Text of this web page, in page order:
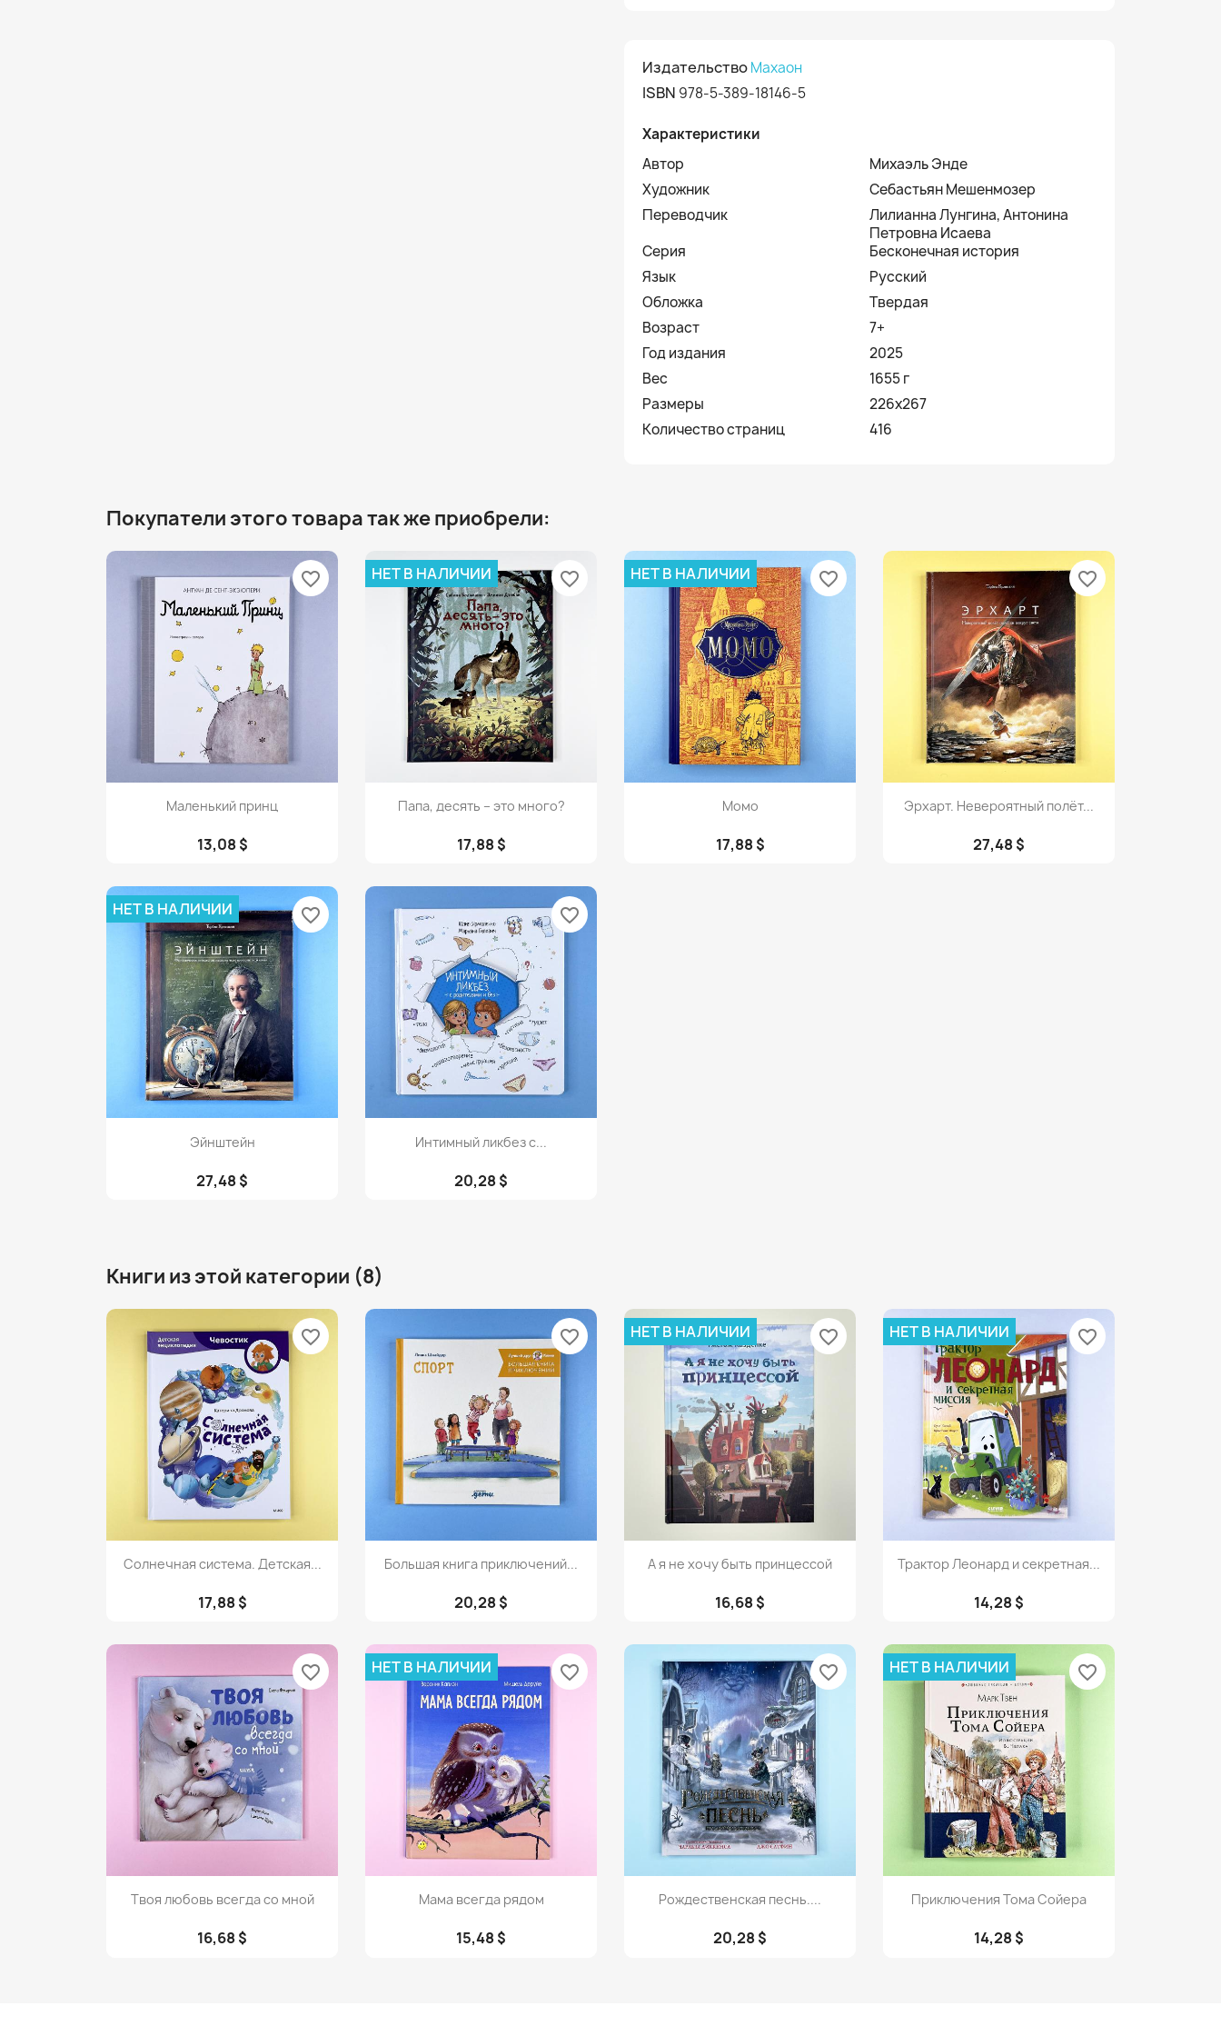
ИздательствоМахаон
ISBN 978-5-389-18146-5
Характеристики
Автор
Михаэль Энде
Художник
Себастьян Мешенмозер
Переводчик
Лилианна Лунгина, Антонина
Петровна Исаева
Серия
Бесконечная история
Язык
Русский
Обложка
Твердая
Возраст
7+
Год издания
2025
Вес
1655 г
Размеры
226х267
Количество страниц
416
Покупатели этого товара так же приобрели:
Просмотр
Маленький принц
13,08 $
favorite_border
Просмотр
Папа, десять – это много?
17,88 $
НЕТ В НАЛИЧИИ favorite_border
Просмотр
Момо
17,88 $
НЕТ В НАЛИЧИИ favorite_border
Просмотр
Эрхарт. Невероятный полёт...
27,48 $
favorite_border
Просмотр
Эйнштейн
27,48 $
НЕТ В НАЛИЧИИ favorite_border
Просмотр
Интимный ликбез с...
20,28 $
favorite_border
Книги из этой категории (8)
 Просмотр
Солнечная система. Детская...
17,88 $
favorite_border
Просмотр
Большая книга приключений...
20,28 $
favorite_border
Просмотр
А я не хочу быть принцессой
16,68 $
НЕТ В НАЛИЧИИ favorite_border
Просмотр
Трактор Леонард и секретная...
14,28 $
НЕТ В НАЛИЧИИ favorite_border
Просмотр
Твоя любовь всегда со мной
16,68 $
favorite_border
Просмотр
Мама всегда рядом
15,48 $
НЕТ В НАЛИЧИИ favorite_border
Просмотр
Рождественская песнь....
20,28 $
favorite_border
Просмотр
Приключения Тома Сойера
14,28 $
НЕТ В НАЛИЧИИ favorite_border